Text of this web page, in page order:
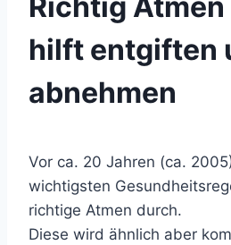
hilft entgiften
abnehmen
Vor ca. 20 Jahren (ca.
wichtigsten
richtige Atmen durch.
Diese wird ähnlich aber